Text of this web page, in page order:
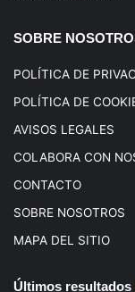
SOBRE
POLÍTICA DE
POLÍTICA DE
AVISOS LEGALES
COLABORA CON
CONTACTO
SOBRE NOSOTROS
MAPA DEL SITIO
Últimos resultados